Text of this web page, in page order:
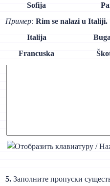
Sofija
Пример: Rim se nalazi u Italiji.
Italija
Francuska
5. Заполните пропуски